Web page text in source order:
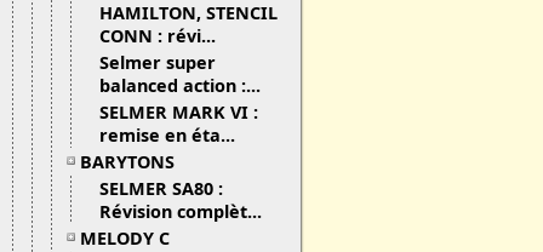
HAMILTON, STENCIL
CONN : révi...
Selmer super
balanced action :...
SELMER MARK VI :
remise en éta...
BARYTONS
SELMER SA80 :
Révision complèt...
MELODY C